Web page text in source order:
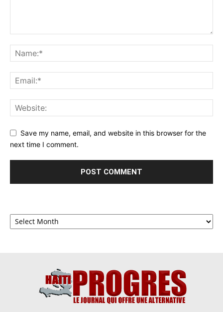
Save my name, email, and website in this browser for the
next time I comment.
Archives